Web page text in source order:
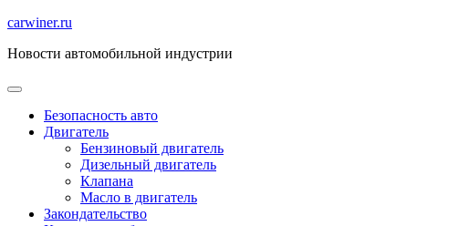
Перейти
содержимому
carwiner.ru
Новости автомобильной индустрии
Безопасность авто
Двигатель
Бензиновый двигатель
Дизельный двигатель
Клапана
Масло в двигатель
Закондательство